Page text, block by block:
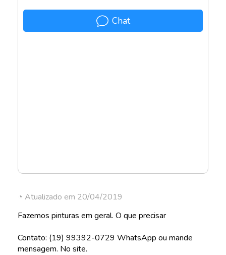
Chat
◔ Atualizado em 20/04/2019
Fazemos pinturas em geral. O que precisar
Contato: (19) 99392-0729 WhatsApp ou mande
mensagem. No site.